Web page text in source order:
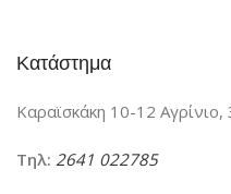
Κατάστημα
Καραϊσκάκη 10-12 Αγρίνιο,
Τηλ: 2641 022785